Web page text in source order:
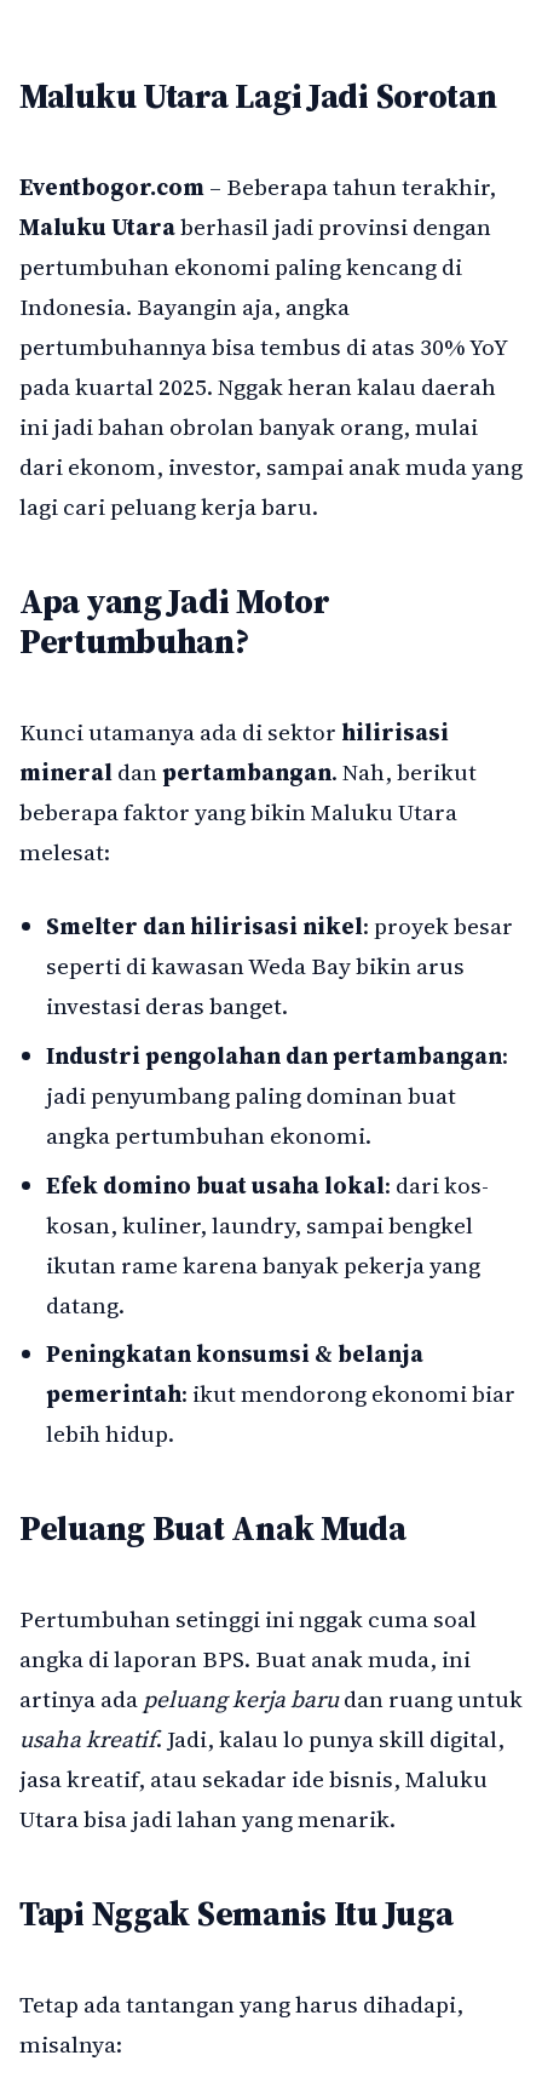
Maluku Utara Lagi Jadi Sorotan
Eventbogor.com– Beberapa tahun terakhir,
Maluku Utaraberhasil jadi provinsi dengan
pertumbuhan ekonomi paling kencang di
Indonesia. Bayangin aja, angka
pertumbuhannya bisa tembus di atas 30% YoY
pada kuartal 2025. Nggak heran kalau daerah
ini jadi bahan obrolan banyak orang, mulai
dari ekonom, investor, sampai anak muda yang
lagi cari peluang kerja baru.
Apa yang Jadi Motor
Pertumbuhan?
Kunci utamanya ada di sektorhilirisasi
mineraldanpertambangan. Nah, berikut
beberapa faktor yang bikin Maluku Utara
melesat:
Smelter dan hilirisasi nikel: proyek besar
seperti di kawasan Weda Bay bikin arus
investasi deras banget.
Industri pengolahan dan pertambangan:
jadi penyumbang paling dominan buat
angka pertumbuhan ekonomi.
Efek domino buat usaha lokal: dari kos-
kosan, kuliner, laundry, sampai bengkel
ikutan rame karena banyak pekerja yang
datang.
Peningkatan konsumsi & belanja
pemerintah: ikut mendorong ekonomi biar
lebih hidup.
Peluang Buat Anak Muda
Pertumbuhan setinggi ini nggak cuma soal
angka di laporan BPS. Buat anak muda, ini
artinya ada peluang kerja barudan ruang untuk
usaha kreatif. Jadi, kalau lo punya skill digital,
jasa kreatif, atau sekadar ide bisnis, Maluku
Utara bisa jadi lahan yang menarik.
Tapi Nggak Semanis Itu Juga
Tetap ada tantangan yang harus dihadapi,
misalnya: